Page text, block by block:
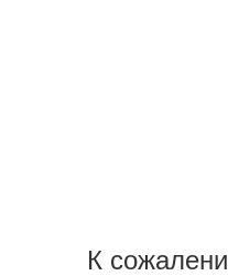
К